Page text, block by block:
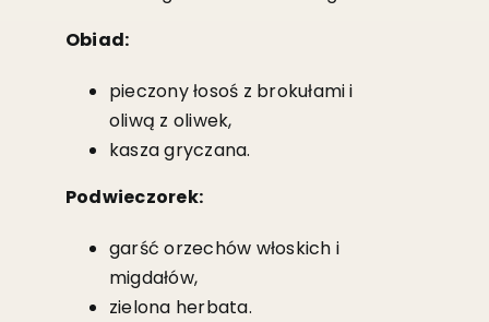
Obiad:
pieczony łosoś z brokułami i
oliwą z oliwek,
kasza gryczana.
Podwieczorek:
garść orzechów włoskich i
migdałów,
zielona herbata.